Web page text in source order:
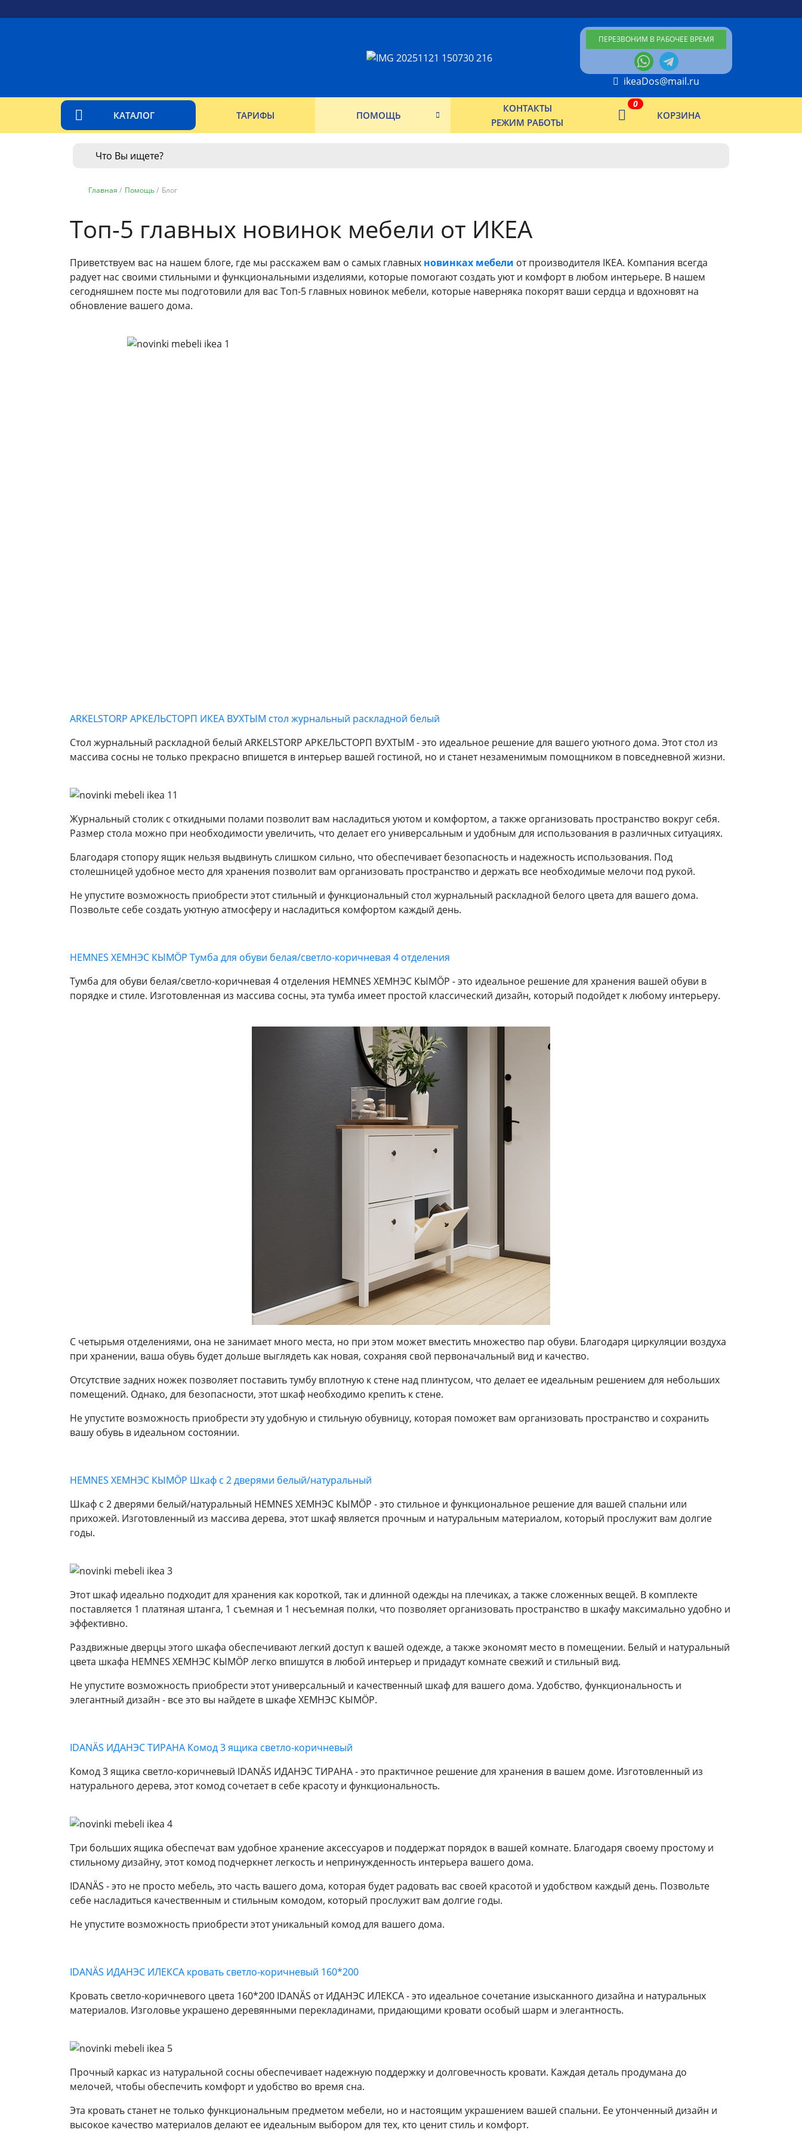
ПЕРЕЗВОНИМ В РАБОЧЕЕ ВРЕМЯ
ikeaDos@mail.ru
КАТАЛОГ ТАРИФЫ ПОМОЩЬ
КОНТАКТЫ
РЕЖИМ РАБОТЫ
КОРЗИНА
0
Главная / Помощь/ Блог
Топ-5 главных новинок мебели от ИКЕА
Приветствуем вас на нашем блоге, где мы расскажем вам о самых главных новинках мебели от производителя IKEA. Компания всегда
радует нас своими стильными и функциональными изделиями, которые помогают создать уют и комфорт в любом интерьере. В нашем
сегодняшнем посте мы подготовили для вас Топ-5 главных новинок мебели, которые наверняка покорят ваши сердца и вдохновят на
обновление вашего дома.
ARKELSTORP АРКЕЛЬСТОРП ИКЕА ВУХТЫМ стол журнальный раскладной белый
Стол журнальный раскладной белый ARKELSTORP АРКЕЛЬСТОРП ВУХТЫМ - это идеальное решение для вашего уютного дома. Этот стол из
массива сосны не только прекрасно впишется в интерьер вашей гостиной, но и станет незаменимым помощником в повседневной жизни.
Журнальный столик с откидными полами позволит вам насладиться уютом и комфортом, а также организовать пространство вокруг себя.
Размер стола можно при необходимости увеличить, что делает его универсальным и удобным для использования в различных ситуациях.
Благодаря стопору ящик нельзя выдвинуть слишком сильно, что обеспечивает безопасность и надежность использования. Под
столешницей удобное место для хранения позволит вам организовать пространство и держать все необходимые мелочи под рукой.
Не упустите возможность приобрести этот стильный и функциональный стол журнальный раскладной белого цвета для вашего дома.
Позвольте себе создать уютную атмосферу и насладиться комфортом каждый день.
HEMNES ХЕМНЭС КЫМÖР Тумба для обуви белая/светло-коричневая 4 отделения
Тумба для обуви белая/светло-коричневая 4 отделения HEMNES ХЕМНЭС КЫМÖР - это идеальное решение для хранения вашей обуви в
порядке и стиле. Изготовленная из массива сосны, эта тумба имеет простой классический дизайн, который подойдет к любому интерьеру.
С четырьмя отделениями, она не занимает много места, но при этом может вместить множество пар обуви. Благодаря циркуляции воздуха
при хранении, ваша обувь будет дольше выглядеть как новая, сохраняя свой первоначальный вид и качество.
Отсутствие задних ножек позволяет поставить тумбу вплотную к стене над плинтусом, что делает ее идеальным решением для небольших
помещений. Однако, для безопасности, этот шкаф необходимо крепить к стене.
Не упустите возможность приобрести эту удобную и стильную обувницу, которая поможет вам организовать пространство и сохранить
вашу обувь в идеальном состоянии.
HEMNES ХЕМНЭС КЫМÖР Шкаф с 2 дверями белый/натуральный
Шкаф с 2 дверями белый/натуральный HEMNES ХЕМНЭС КЫМÖР - это стильное и функциональное решение для вашей спальни или
прихожей. Изготовленный из массива дерева, этот шкаф является прочным и натуральным материалом, который прослужит вам долгие
годы.
Этот шкаф идеально подходит для хранения как короткой, так и длинной одежды на плечиках, а также сложенных вещей. В комплекте
поставляется 1 платяная штанга, 1 съемная и 1 несъемная полки, что позволяет организовать пространство в шкафу максимально удобно и
эффективно.
Раздвижные дверцы этого шкафа обеспечивают легкий доступ к вашей одежде, а также экономят место в помещении. Белый и натуральный
цвета шкафа HEMNES ХЕМНЭС КЫМÖР легко впишутся в любой интерьер и придадут комнате свежий и стильный вид.
Не упустите возможность приобрести этот универсальный и качественный шкаф для вашего дома. Удобство, функциональность и
элегантный дизайн - все это вы найдете в шкафе ХЕМНЭС КЫМÖР.
IDANÄS ИДАНЭС ТИРАНА Комод 3 ящика светло-коричневый
Комод 3 ящика светло-коричневый IDANÄS ИДАНЭС ТИРАНА - это практичное решение для хранения в вашем доме. Изготовленный из
натурального дерева, этот комод сочетает в себе красоту и функциональность.
Три больших ящика обеспечат вам удобное хранение аксессуаров и поддержат порядок в вашей комнате. Благодаря своему простому и
стильному дизайну, этот комод подчеркнет легкость и непринужденность интерьера вашего дома.
IDANÄS - это не просто мебель, это часть вашего дома, которая будет радовать вас своей красотой и удобством каждый день. Позвольте
себе насладиться качественным и стильным комодом, который прослужит вам долгие годы.
Не упустите возможность приобрести этот уникальный комод для вашего дома.
IDANÄS ИДАНЭС ИЛЕКСА кровать светло-коричневый 160*200
Кровать светло-коричневого цвета 160*200 IDANÄS от ИДАНЭС ИЛЕКСА - это идеальное сочетание изысканного дизайна и натуральных
материалов. Изголовье украшено деревянными перекладинами, придающими кровати особый шарм и элегантность.
Прочный каркас из натуральной сосны обеспечивает надежную поддержку и долговечность кровати. Каждая деталь продумана до
мелочей, чтобы обеспечить комфорт и удобство во время сна.
Эта кровать станет не только функциональным предметом мебели, но и настоящим украшением вашей спальни. Ее утонченный дизайн и
высокое качество материалов делают ее идеальным выбором для тех, кто ценит стиль и комфорт.